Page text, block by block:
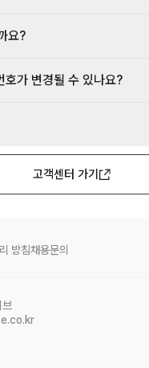
요?
호가 변경될 수 있나요?
고객센터 가기
방침채용문의